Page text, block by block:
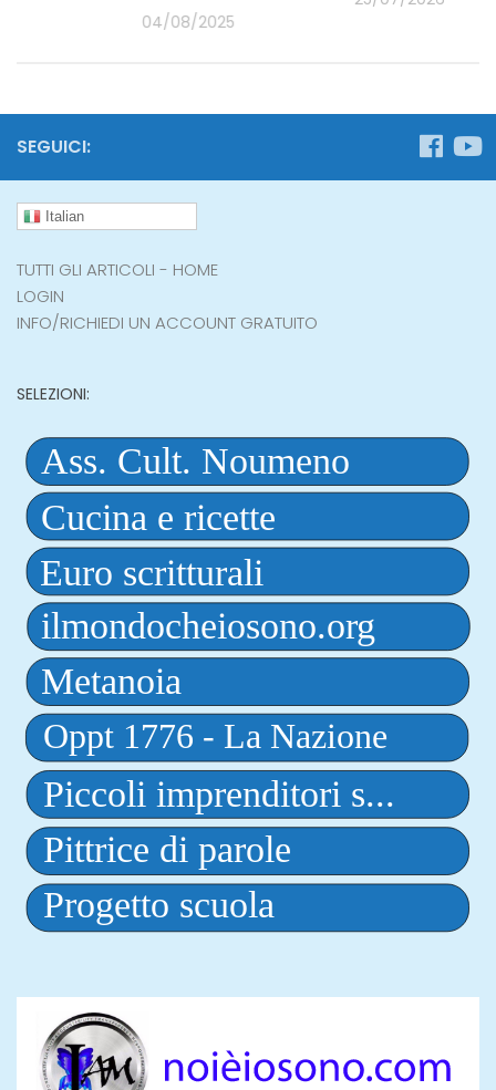
04/08/2025
SEGUICI:
Italian
TUTTI GLI ARTICOLI - HOME
LOGIN
INFO/RICHIEDI UN ACCOUNT GRATUITO
SELEZIONI: